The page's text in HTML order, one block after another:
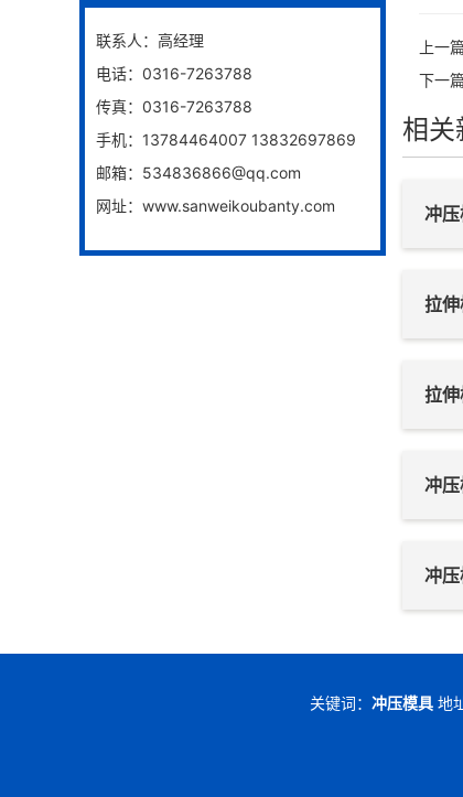
联系人：高经理
电话：0316-7263788
传真：0316-7263788
手机：13784464007 13832697869
邮箱：534836866@qq.com
网址： www.sanweikoubanty.com
上一篇
下一篇
相关
冲
拉
拉
冲
冲
关键词： 冲压模具 地